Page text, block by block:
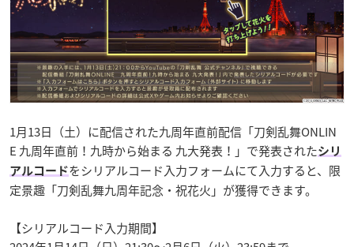
1月13日（土）に配信された九周年直前配信「刀剣乱舞ONLIN
E 九周年直前！九時から始まる 九大発表！」で発表されたシリ
アルコードをシリアルコード入力フォームにて入力すると、限
定景趣「刀剣乱舞九周年記念・祝花火」が獲得できます。
【シリアルコード入力期間】